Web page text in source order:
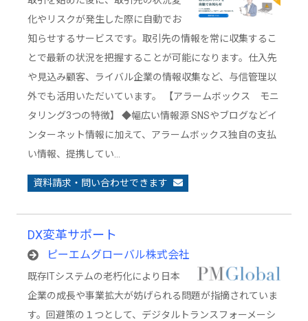
化やリスクが発生した際に自動でお
知らせするサービスです。取引先の情報を常に収集するこ
とで最新の状況を把握することが可能になります。仕入先
や見込み顧客、ライバル企業の情報収集など、与信管理以
外でも活用いただいています。 【アラームボックス モニ
タリング3つの特徴】 ◆幅広い情報源 SNSやブログなどイ
ンターネット情報に加えて、アラームボックス独自の支払
い情報、提携してい…
資料請求・問い合わせできます
DX変革サポート
ピーエムグローバル株式会社
既存ITシステムの老朽化により日本
企業の成長や事業拡大が妨げられる問題が指摘されていま
す。回避策の１つとして、デジタルトランスフォーメーシ